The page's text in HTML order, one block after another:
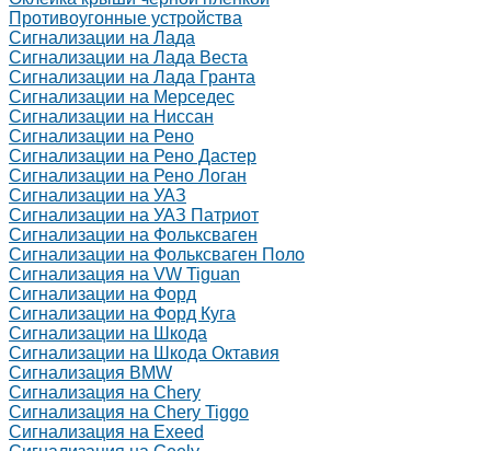
Противоугонные устройства
Сигнализации на Лада
Сигнализации на Лада Веста
Сигнализации на Лада Гранта
Сигнализации на Мерседес
Сигнализации на Ниссан
Сигнализации на Рено
Сигнализации на Рено Дастер
Сигнализации на Рено Логан
Сигнализации на УАЗ
Сигнализации на УАЗ Патриот
Сигнализации на Фольксваген
Сигнализации на Фольксваген Поло
Сигнализация на VW Tiguan
Сигнализации на Форд
Сигнализации на Форд Куга
Сигнализации на Шкода
Сигнализации на Шкода Октавия
Сигнализация BMW
Сигнализация на Chery
Сигнализация на Chery Tiggo
Сигнализация на Exeed